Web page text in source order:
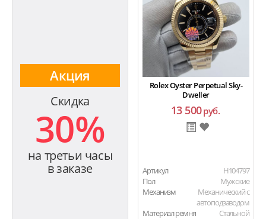
Акция
Скидка
30%
на третьи часы
в заказе
Rolex Oyster Perpetual Sky-
Dweller
13 500руб.
Артикул
H104797
Пол
Мужские
Механизм
Механический с
автоподзаводом
Материал ремня
Стальной